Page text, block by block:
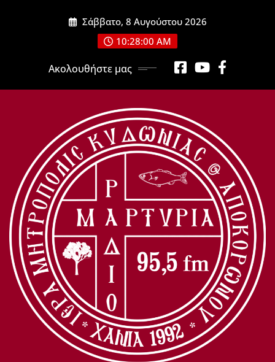
Σάββατο, 8 Αυγούστου 2026
10:28:01 AM
Ακολουθήστε μας